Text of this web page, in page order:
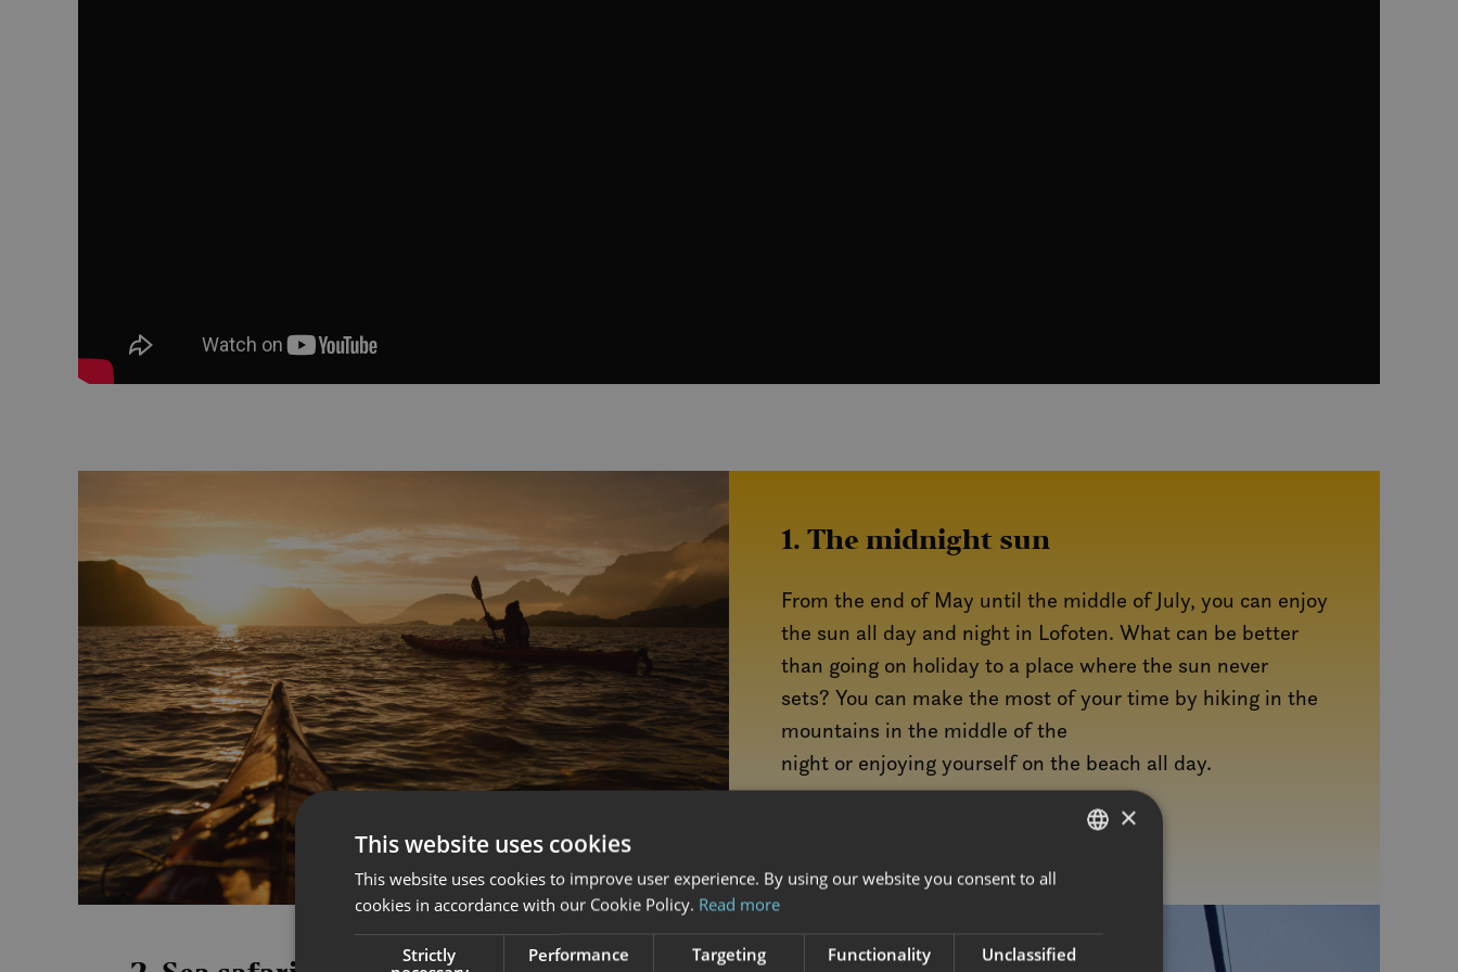
1. The midnight sun
From the end of May until the middle of July, you can enjoy
the sun all day and night in Lofoten. What can be better
than going on holiday to a place where the sun never
sets? You can make the most of your time by hiking in the
mountains in the middle of the
night or enjoying yourself on the beach all day.
NORWEGIAN
×
This website uses cookies
This website uses cookies to improve user experience. By using our website you consent to all
cookies in accordance with our Cookie Policy. Read more
Strictly
Performance Targeting Functionality Unclassified